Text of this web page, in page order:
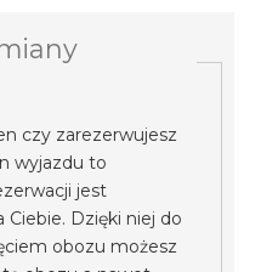
czy zarezerwujesz
wyjazdu to
jest
Ciebie. Dzięki niej do
obozu możesz